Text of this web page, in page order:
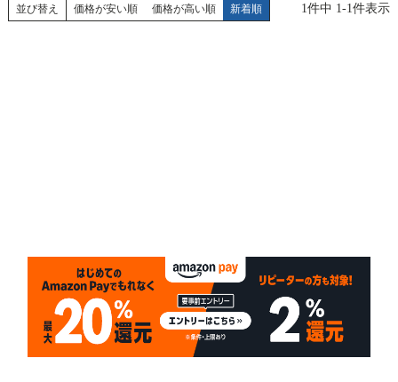
並び替え 価格が安い順 価格が高い順 新着順 1件中 1-1件表示